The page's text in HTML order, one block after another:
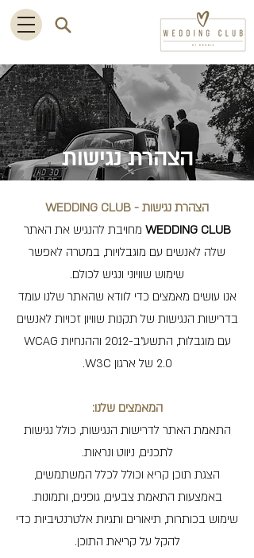
הצהרת נגישות
הצהרת נגישות - WEDDING CLUB
WEDDING CLUB מחויבת להנגיש את האתר
שלה לאנשים עם מוגבלויות, במטרה לאפשר
שימוש שוויוני ונגיש לכולם.
אנו עושים מאמצים כדי לוודא שהאתר שלנו עומד
בדרישות הנגישות של תקנות שוויון זכויות לאנשים
עם מוגבלות, התשע"ב-2012 וההנחיות WCAG
2.0 של ארגון W3C.
המאמצים שלנו:
התאמת האתר לדרישות הנגישות, כולל נגישות
לתכנים, ניווט ונראות.
הצגת תוכן קריא וכולל לכלל המשתמשים,
באמצעות התאמת צבעים, גופנים, ותמונות.
שימוש בכותרות, תיאורים ותגיות אלטרנטיביות כדי
להקל על קריאת התוכן.